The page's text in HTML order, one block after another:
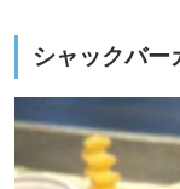
シャックバー